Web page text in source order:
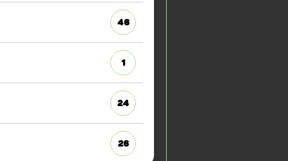
46
1
24
26